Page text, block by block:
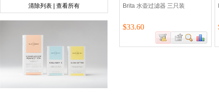
清除列表 查看所有 Brita 水壶过滤器 三只装
$33.60